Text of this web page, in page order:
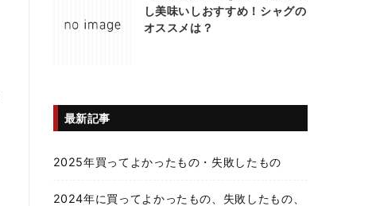
し美味いしおすすめ！シャグの
オススメは？
最新記事
2025年買ってよかったもの・失敗したもの
2024年に買ってよかったもの、失敗したもの、